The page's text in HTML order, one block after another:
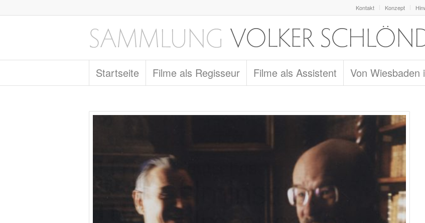
Kontakt Konzept
Startseite Filme als Regisseur Filme als Assistent Von Wiesbaden